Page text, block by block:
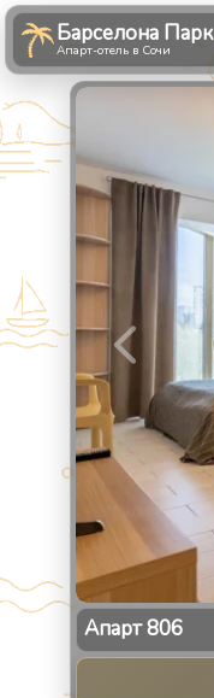
Барселона Парк
Апарт-отель в Сочи
Апарт806